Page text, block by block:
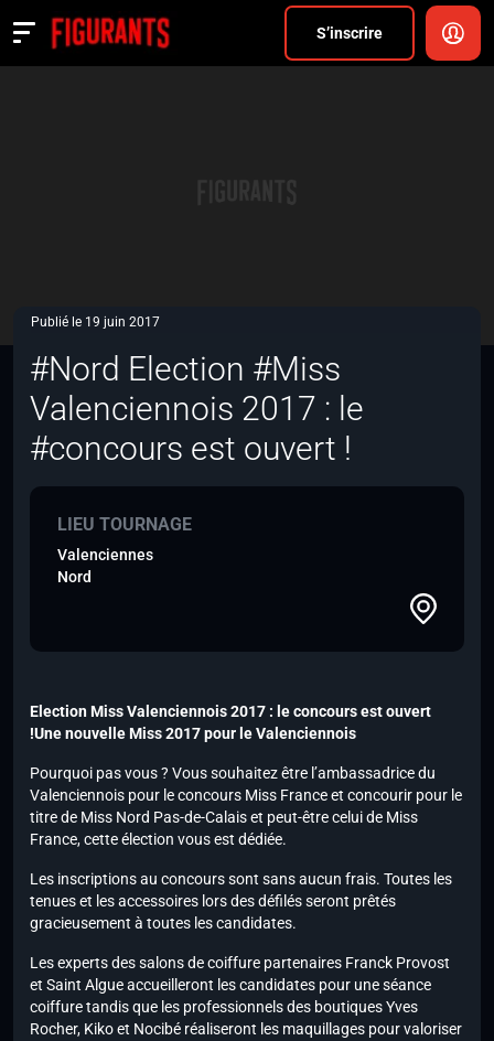
S’inscrire
Actualités
Publié le 19 juin 2017
#Nord Election #Miss
Valenciennois 2017 : le
#concours est ouvert !
LIEU TOURNAGE
Valenciennes
Nord
Election Miss Valenciennois 2017 : le concours est ouvert
!Une nouvelle Miss 2017 pour le Valenciennois
Pourquoi pas vous ? Vous souhaitez être l’ambassadrice du
Valenciennois pour le concours Miss France et concourir pour le
titre de Miss Nord Pas-de-Calais et peut-être celui de Miss
France, cette élection vous est dédiée.
Les inscriptions au concours sont sans aucun frais. Toutes les
tenues et les accessoires lors des défilés seront prêtés
gracieusement à toutes les candidates.
Les experts des salons de coiffure partenaires Franck Provost
et Saint Algue accueilleront les candidates pour une séance
coiffure tandis que les professionnels des boutiques Yves
Rocher, Kiko et Nocibé réaliseront les maquillages pour valoriser